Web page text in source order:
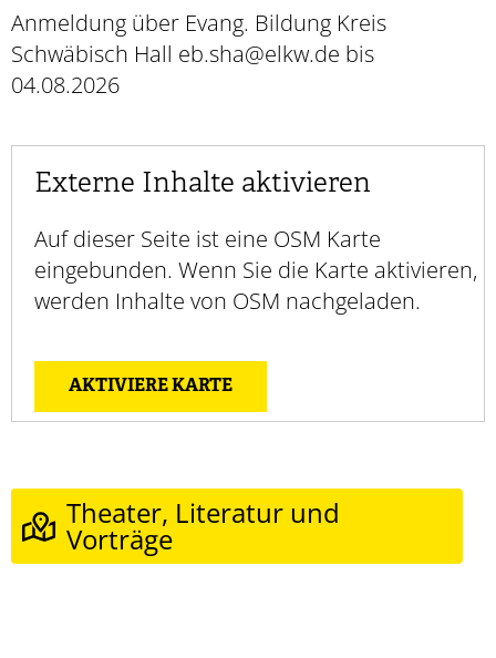
Anmeldung über Evang. Bildung Kreis
Schwäbisch Hall eb.sha@elkw.de bis
04.08.2026
Externe Inhalte aktivieren
Auf dieser Seite ist eine OSM Karte
eingebunden. Wenn Sie die Karte aktivieren,
werden Inhalte von OSM nachgeladen.
AKTIVIERE KARTE
Theater, Literatur und
Vorträge